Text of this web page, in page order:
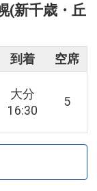
(新千歳・丘
到着 空席
大分
16:30
5